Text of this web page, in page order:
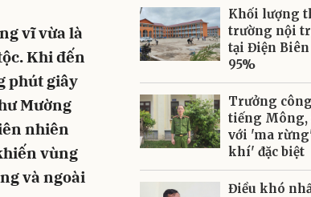
vĩ vừa là
Khi đến
phút giây
Mường
nhiên
vùng
và ngoài
Khối lượng
trường nội
tại Điện Biên
95%
Trưởng
tiếng Mông,
với 'ma
khí' đặc biệt
Điều khó
Hủy Gửi